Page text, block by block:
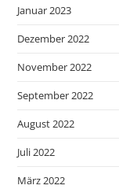
Januar 2023
Dezember 2022
November 2022
September 2022
August 2022
Juli 2022
März 2022